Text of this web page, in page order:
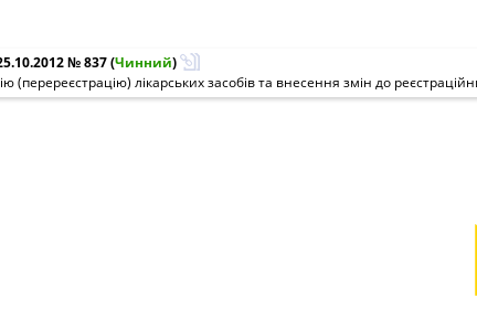
№ 837(Чинний)
(перереєстрацію) лікарських засобів та внесення змін до